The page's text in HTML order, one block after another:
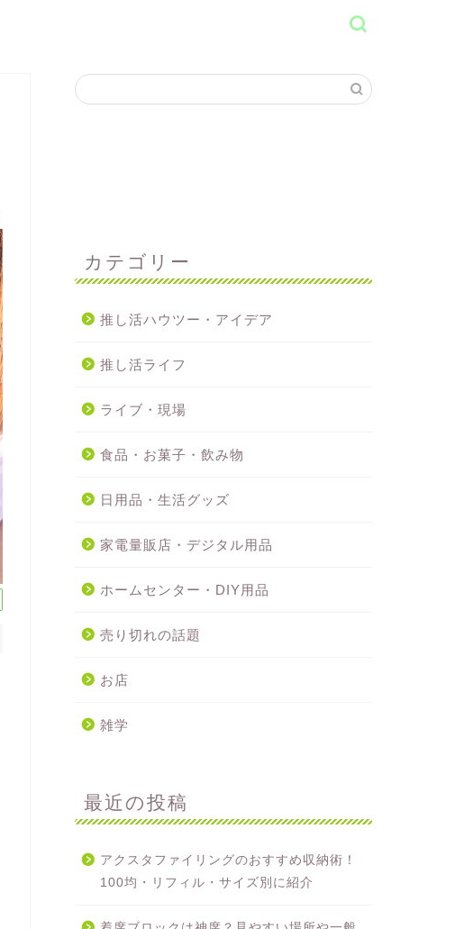
カテゴリー
推し活ハウツー・アイデア
推し活ライフ
ライブ・現場
食品・お菓子・飲み物
日用品・生活グッズ
家電量販店・デジタル用品
ホームセンター・DIY用品
売り切れの話題
お店
雑学
最近の投稿
アクスタファイリングのおすすめ収納術！
100均・リフィル・サイズ別に紹介